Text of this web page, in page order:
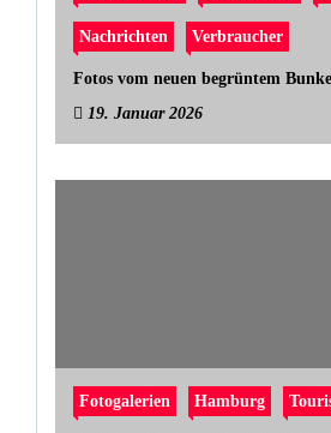
Nachrichten Verbraucher
Fotos vom neuen begrüntem
19. Januar 2026
Fotogalerien Hamburg